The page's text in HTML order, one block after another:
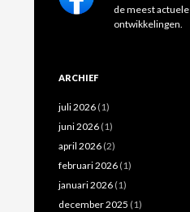
de meest actuele
ontwikkelingen.
ARCHIEF
juli 2026 (1)
juni 2026 (1)
april 2026 (2)
februari 2026 (1)
januari 2026 (1)
december 2025 (1)